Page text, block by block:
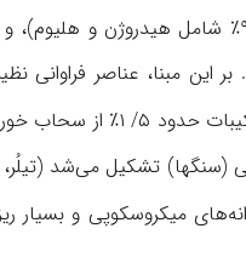
مبنا، عناصر فراوانی
پدیدار شد که شامل آب، متان و
(سنگها) تشکیل می‌شد (تیلُر،
میکروسکوپی و بسیار ریز